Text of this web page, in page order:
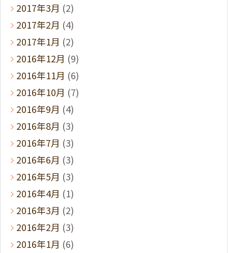
2017年3月 (2)
2017年2月 (4)
2017年1月 (2)
2016年12月 (9)
2016年11月 (6)
2016年10月 (7)
2016年9月 (4)
2016年8月 (3)
2016年7月 (3)
2016年6月 (3)
2016年5月 (3)
2016年4月 (1)
2016年3月 (2)
2016年2月 (3)
2016年1月 (6)